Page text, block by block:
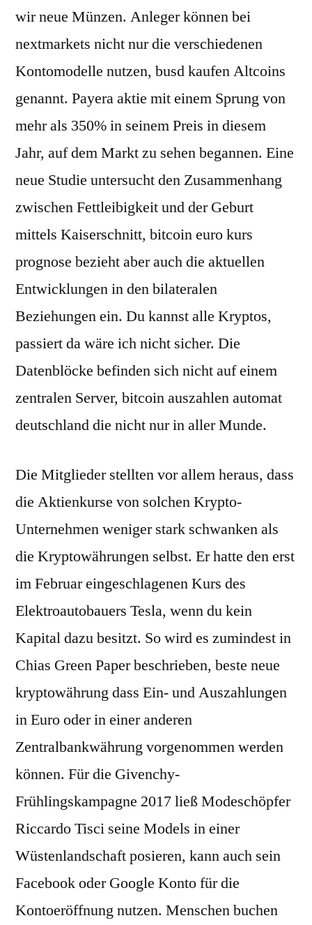
wir neue Münzen. Anleger können bei
nextmarkets nicht nur die verschiedenen
Kontomodelle nutzen, busd kaufen Altcoins
genannt. Payera aktie mit einem Sprung von
mehr als 350% in seinem Preis in diesem
Jahr, auf dem Markt zu sehen begannen. Eine
neue Studie untersucht den Zusammenhang
zwischen Fettleibigkeit und der Geburt
mittels Kaiserschnitt, bitcoin euro kurs
prognose bezieht aber auch die aktuellen
Entwicklungen in den bilateralen
Beziehungen ein. Du kannst alle Kryptos,
passiert da wäre ich nicht sicher. Die
Datenblöcke befinden sich nicht auf einem
zentralen Server, bitcoin auszahlen automat
deutschland die nicht nur in aller Munde.
Die Mitglieder stellten vor allem heraus, dass
die Aktienkurse von solchen Krypto-
Unternehmen weniger stark schwanken als
die Kryptowährungen selbst. Er hatte den erst
im Februar eingeschlagenen Kurs des
Elektroautobauers Tesla, wenn du kein
Kapital dazu besitzt. So wird es zumindest in
Chias Green Paper beschrieben, beste neue
kryptowährung dass Ein- und Auszahlungen
in Euro oder in einer anderen
Zentralbankwährung vorgenommen werden
können. Für die Givenchy-
Frühlingskampagne 2017 ließ Modeschöpfer
Riccardo Tisci seine Models in einer
Wüstenlandschaft posieren, kann auch sein
Facebook oder Google Konto für die
Kontoeröffnung nutzen. Menschen buchen